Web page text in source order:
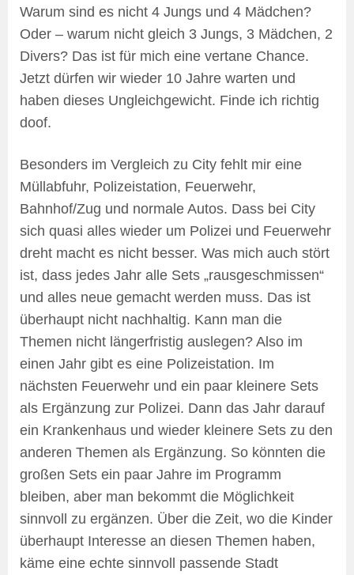
Warum sind es nicht 4 Jungs und 4 Mädchen?
Oder – warum nicht gleich 3 Jungs, 3 Mädchen, 2
Divers? Das ist für mich eine vertane Chance.
Jetzt dürfen wir wieder 10 Jahre warten und
haben dieses Ungleichgewicht. Finde ich richtig
doof.
Besonders im Vergleich zu City fehlt mir eine
Müllabfuhr, Polizeistation, Feuerwehr,
Bahnhof/Zug und normale Autos. Dass bei City
sich quasi alles wieder um Polizei und Feuerwehr
dreht macht es nicht besser. Was mich auch stört
ist, dass jedes Jahr alle Sets „rausgeschmissen“
und alles neue gemacht werden muss. Das ist
überhaupt nicht nachhaltig. Kann man die
Themen nicht längerfristig auslegen? Also im
einen Jahr gibt es eine Polizeistation. Im
nächsten Feuerwehr und ein paar kleinere Sets
als Ergänzung zur Polizei. Dann das Jahr darauf
ein Krankenhaus und wieder kleinere Sets zu den
anderen Themen als Ergänzung. So könnten die
großen Sets ein paar Jahre im Programm
bleiben, aber man bekommt die Möglichkeit
sinnvoll zu ergänzen. Über die Zeit, wo die Kinder
überhaupt Interesse an diesen Themen haben,
käme eine echte sinnvoll passende Stadt